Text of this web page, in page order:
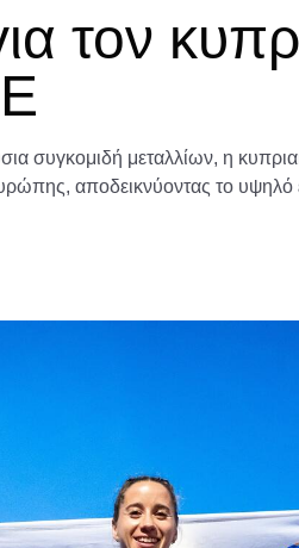
τον
συγκομιδή μεταλλίων, η
αποδεικνύοντας το υψηλό